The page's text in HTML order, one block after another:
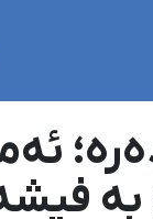
بە